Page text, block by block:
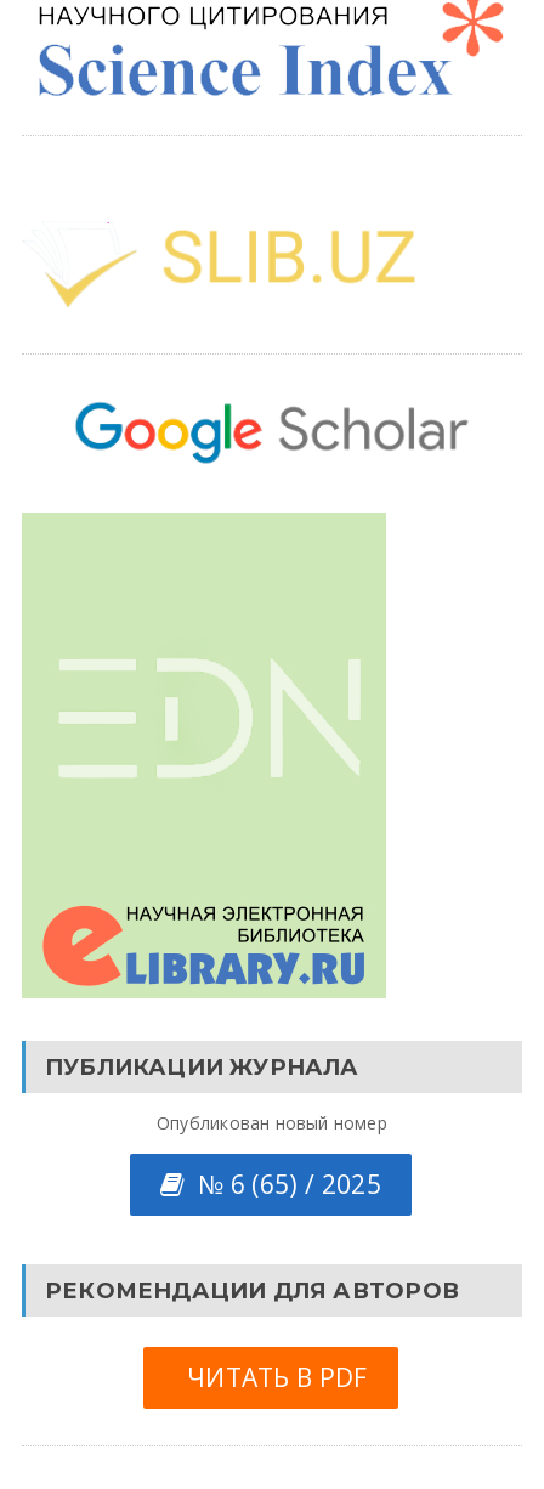
ПУБЛИКАЦИИ ЖУРНАЛА
Опубликован новый номер
№ 6 (65) / 2025
РЕКОМЕНДАЦИИ ДЛЯ АВТОРОВ
ЧИТАТЬ В PDF